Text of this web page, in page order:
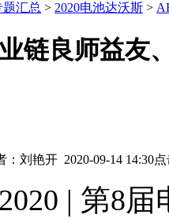
题汇总 > 2020电池达沃斯 >
链良师益友
： 刘艳开 2020-09-14 14:30
| 第8